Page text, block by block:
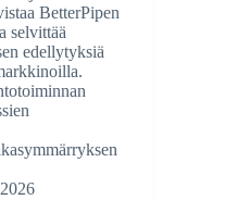
BetterPipen
selvittää
edellytyksiä